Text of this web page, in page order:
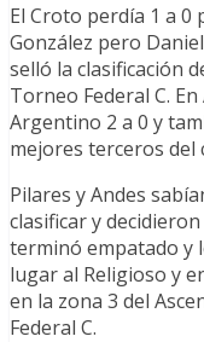
El Croto perdía 1 a
González pero
selló la clasificación
Torneo Federal C.
Argentino 2 a 0 y
mejores terceros del
Pilares y Andes
clasificar y
terminó empatado y
lugar al Religioso y
en la zona 3 del
Federal C.